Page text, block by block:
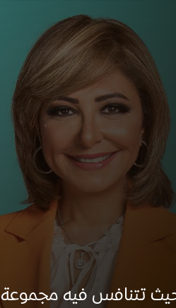
حيث تتنافس فيه مجموعة